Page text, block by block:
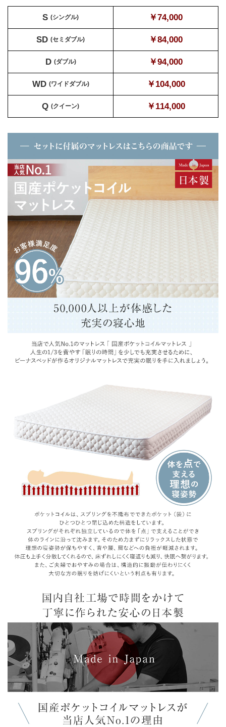
S (シングル) ￥74,000
SD (セミダブル) ￥84,000
D (ダブル) ￥94,000
WD (ワイドダブル) ￥104,000
Q (クイーン) ￥114,000